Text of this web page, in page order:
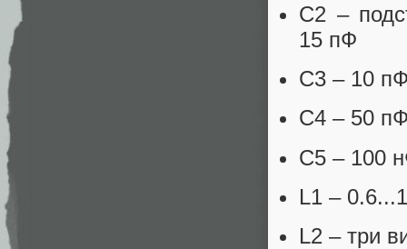
C2 –
15 пФ
C3 – 10
С4 – 50
С5 – 100
L1 –
L2 – три